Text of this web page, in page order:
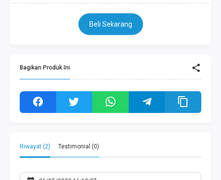
Beli Sekarang
Bagikan Produk Ini
Riwayat (2) Testimonial (0)